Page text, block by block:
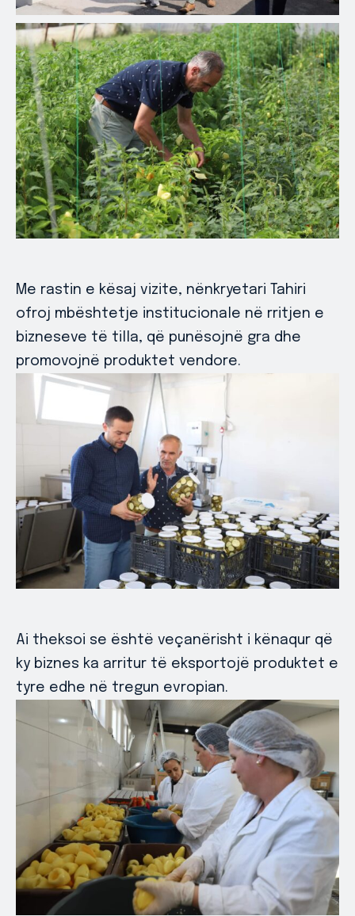
Me rastin e kësaj vizite, nënkryetari Tahiri
ofroj mbështetje institucionale në rritjen e
bizneseve të tilla, që punësojnë gra dhe
promovojnë produktet vendore.
Ai theksoi se është veçanërisht i kënaqur që
ky biznes ka arritur të eksportojë produktet e
tyre edhe në tregun evropian.